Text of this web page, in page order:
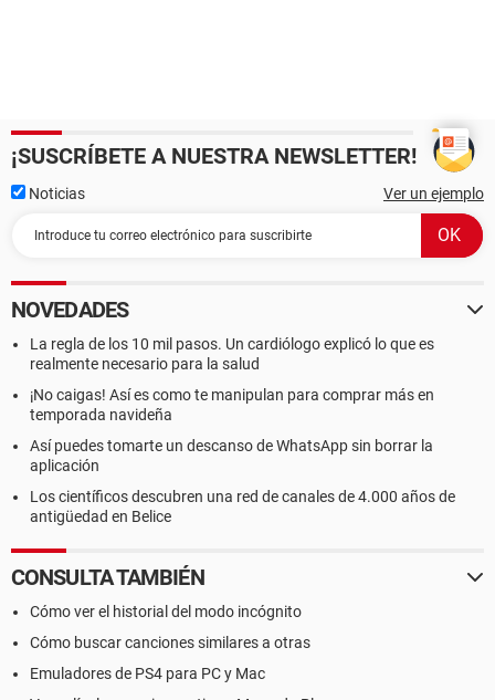
¡SUSCRÍBETE A NUESTRA NEWSLETTER!
Noticias Ver un ejemplo
NOVEDADES
La regla de los 10 mil pasos. Un cardiólogo explicó lo que es
realmente necesario para la salud
¡No caigas! Así es como te manipulan para comprar más en
temporada navideña
Así puedes tomarte un descanso de WhatsApp sin borrar la
aplicación
Los científicos descubren una red de canales de 4.000 años de
antigüedad en Belice
CONSULTA TAMBIÉN
Cómo ver el historial del modo incógnito
Cómo buscar canciones similares a otras
Emuladores de PS4 para PC y Mac